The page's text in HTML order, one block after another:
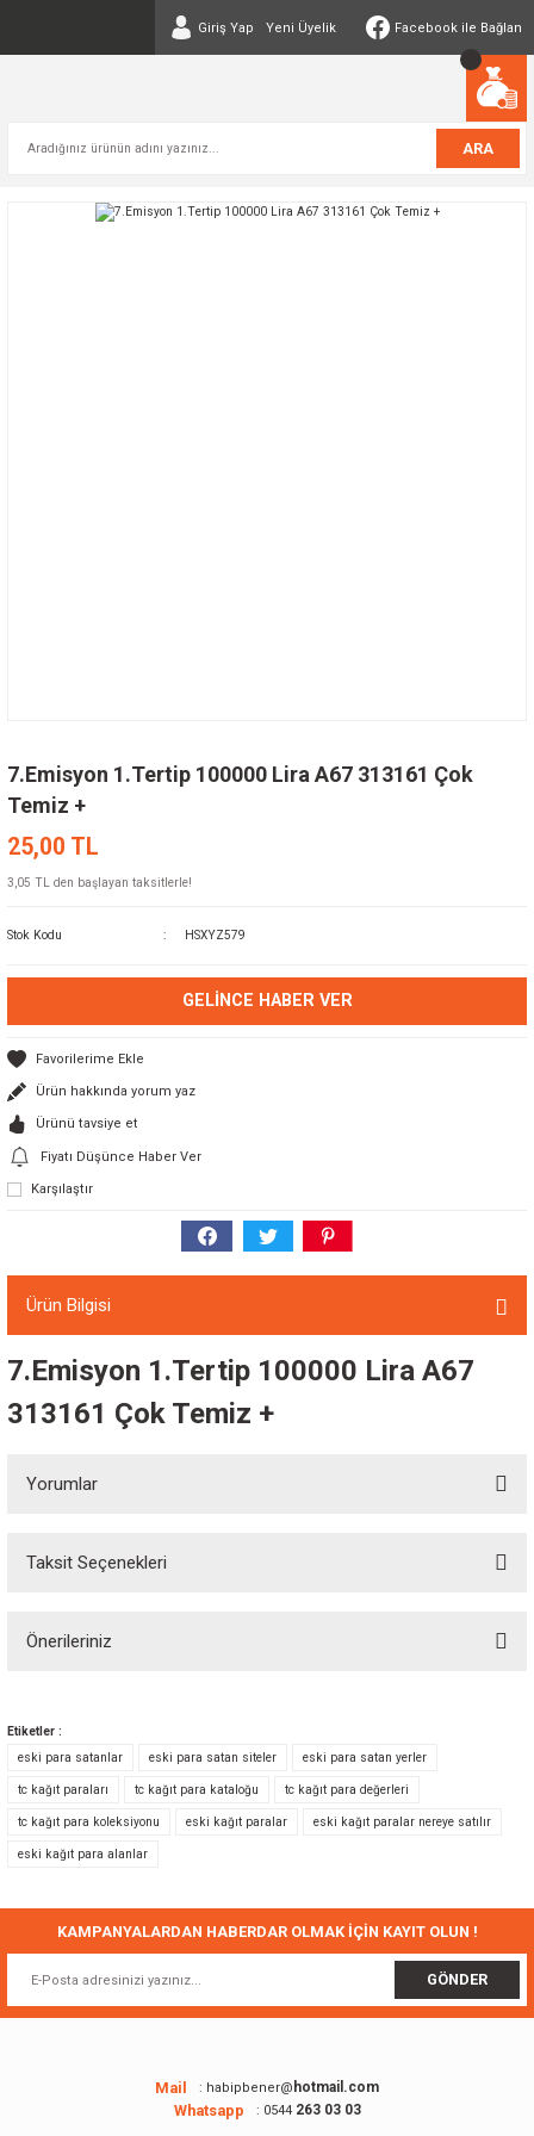
Giriş Yap Yeni Üyelik Facebook ile Bağlan
ARA
7.Emisyon 1.Tertip 100000 Lira A67 313161 Çok
Temiz +
25,00 TL
3,05 TL den başlayan taksitlerle!
Stok Kodu HSXYZ579
GELINCE HABER VER
Ürün hakkında yorum yaz
Ürünü tavsiye et
Fiyatı Düşünce Haber Ver
Karşılaştır
Ürün Bilgisi
7.Emisyon 1.Tertip 100000 Lira A67
313161 Çok Temiz +
Yorumlar
Taksit Seçenekleri
Önerileriniz
Görüş ve önerileriniz için teşekkür ederiz.
Ürün resmi kalitesiz, bozuk veya görüntülenemiyor.
Ürün açıklamasında eksik bilgiler bulunuyor.
Ürün fiyatı diğer sitelerden daha pahalı.
Bu ürüne benzer farklı alternatifler olmalı.
Gönder
Etiketler :
eski para satanlar
eski para satan siteler eski para satan yerler
tc kağıt paraları tc kağıt para kataloğu tc kağıt para değerleri
tc kağıt para koleksiyonu eski kağıt paralar eski kağıt paralar nereye satılır
eski kağıt para alanlar
KAMPANYALARDAN HABERDAR OLMAK İÇİN KAYIT OLUN !
GÖNDER
Mail : habipbener@ hotmail.com
Whatsapp : 0544263 03 03